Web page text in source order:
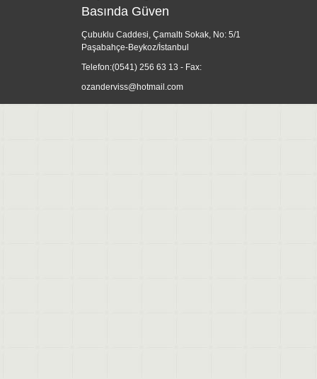
Basında Güven
Çubuklu Caddesi, Çamaltı Sokak, No: 5/1
Paşabahçe-Beykoz/İstanbul
Telefon:(0541) 256 63 13 - Fax:
ozanderviss@hotmail.com